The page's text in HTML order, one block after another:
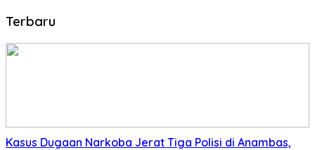
Terbaru
Kasus Dugaan Narkoba Jerat Tiga Polisi di Anambas,